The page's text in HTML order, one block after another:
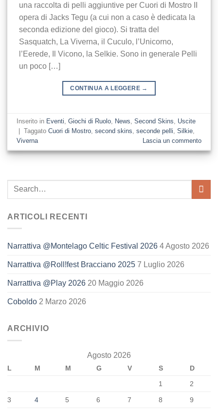
una raccolta di pelli aggiuntive per Cuori di Mostro II
opera di Jacks Tegu (a cui non a caso è dedicata la
seconda edizione del gioco). Si tratta del
Sasquatch, La Viverna, il Cuculo, l’Unicorno,
l’Eerede, Il Vicono, la Selkie. Sono in generale Pelli
un poco […]
CONTINUA A LEGGERE →
Inserito in Eventi ,Giochi di Ruolo News ,Second Skins
Uscite
TaggatoCuori di Mostro ,second skins ,seconde pelli ,Silkie
Viverna
Lascia un commento
ARTICOLI RECENTI
Narrattiva @Montelago Celtic Festival 2026 4 Agosto 2026
Narrattiva @Roll!fest Bracciano 2025 7 Luglio 2026
Narrattiva @Play 2026 20 Maggio 2026
Coboldo 2 Marzo 2026
ARCHIVIO
Agosto 2026
L M M G V S
D
1
2
3 4 5 6 7 8 9